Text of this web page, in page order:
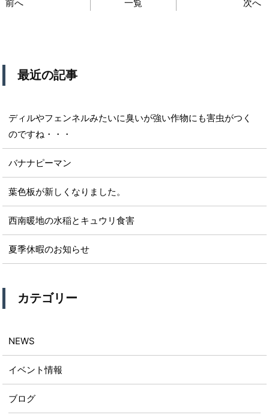
前へ 一覧 次へ
最近の記事
ディルやフェンネルみたいに臭いが強い作物にも害虫がつく
のですね・・・
バナナピーマン
葉色板が新しくなりました。
西南暖地の水稲とキュウリ食害
夏季休暇のお知らせ
カテゴリー
NEWS
イベント情報
ブログ